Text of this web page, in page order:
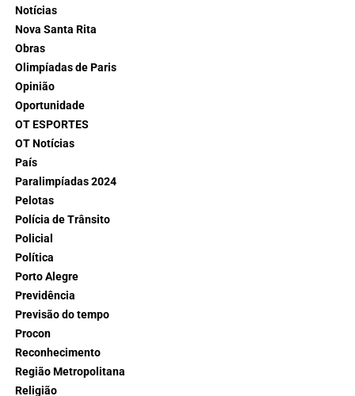
Notícias
Nova Santa Rita
Obras
Olimpíadas de Paris
Opinião
Oportunidade
OT ESPORTES
OT Notícias
País
Paralimpíadas 2024
Pelotas
Polícia de Trânsito
Policial
Política
Porto Alegre
Previdência
Previsão do tempo
Procon
Reconhecimento
Região Metropolitana
Religião